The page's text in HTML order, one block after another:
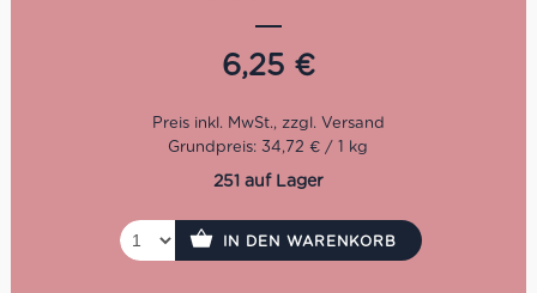
Zutaten baut Anfosso noch selbst an. Mit behutsamen,
ursprünglichen Methoden, viel Geduld und Erfahrung
kommt nun mal die beste Qualität. Darum jetzt
Knoblauch probieren und mit der ganzen Familie
genießen. Ideal zum Anrichten von Lasagne, Gnocchi
6,25 €
Grundpreis: 34,72 € / 1 kg
251 auf Lager
IN DEN WARENKORB